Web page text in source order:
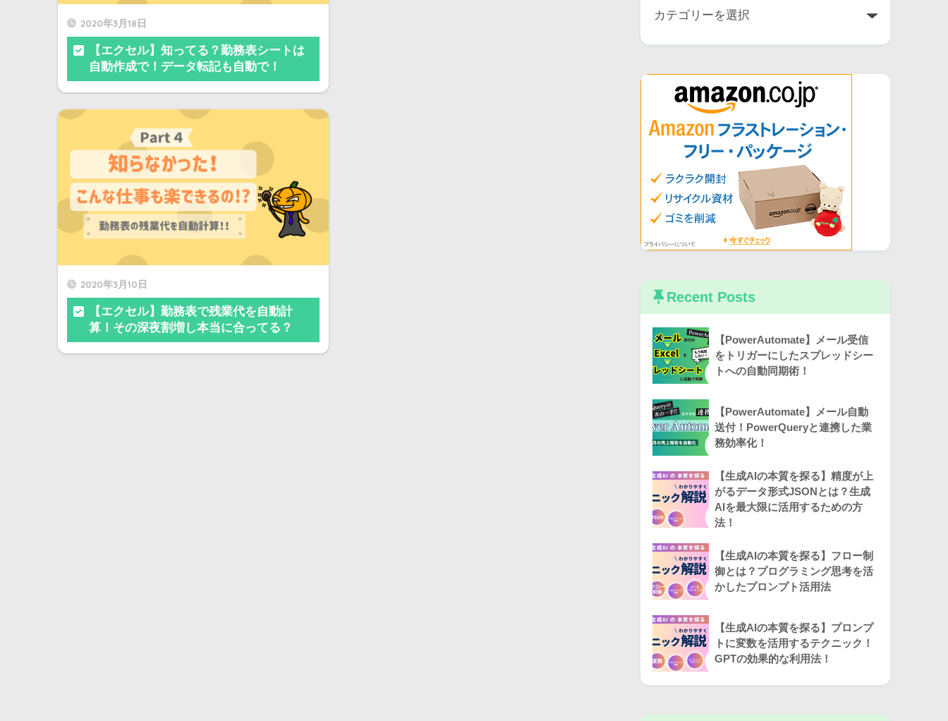
2020年3月18日
【エクセル】知ってる？勤務表シートは
自動作成で！データ転記も自動で！
2020年3月10日
【エクセル】勤務表で残業代を自動計
算！その深夜割増し本当に合ってる？
Recent Posts
【PowerAutomate】メール受信
をトリガーにしたスプレッドシー
トへの自動同期術！
【PowerAutomate】メール自動
送付！PowerQueryと連携した業
務効率化！
【生成AIの本質を探る】精度が上
がるデータ形式JSONとは？生成
AIを最大限に活用するための方
法！
【生成AIの本質を探る】フロー制
御とは？プログラミング思考を活
かしたプロンプト活用法
【生成AIの本質を探る】プロンプ
トに変数を活用するテクニック！
GPTの効果的な利用法！